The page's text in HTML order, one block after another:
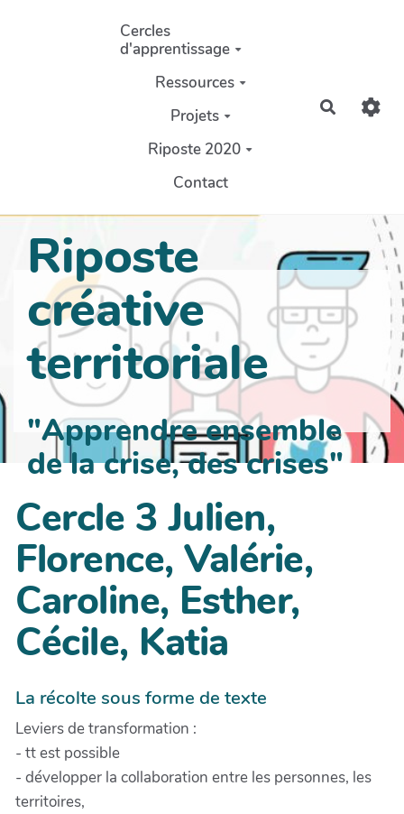
Aller au contenu principal
Cercles
d'apprentissage
Ressources
Projets
Riposte 2020
Contact
Riposte
créative
territoriale
"Apprendre ensemble
de la crise, des crises"
Cercle 3 Julien,
Florence, Valérie,
Caroline, Esther,
Cécile, Katia
La récolte sous forme de texte
Leviers de transformation :
- tt est possible
- développer la collaboration entre les personnes, les
territoires,